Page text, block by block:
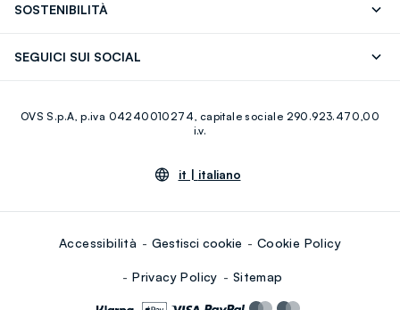
Giftcard
SOSTENIBILITÀ
SEGUICI SUI SOCIAL
Youtube Linkedin
OVS S.p.A, p.iva 04240010274, capitale sociale 290.923.470,00
i.v.
it | italiano
Accessibilità Gestisci cookie Cookie Policy
Privacy Policy Sitemap